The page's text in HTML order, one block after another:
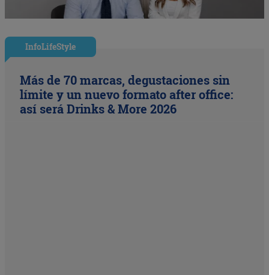
InfoLifeStyle
Más de 70 marcas, degustaciones sin
límite y un nuevo formato after office:
así será Drinks & More 2026